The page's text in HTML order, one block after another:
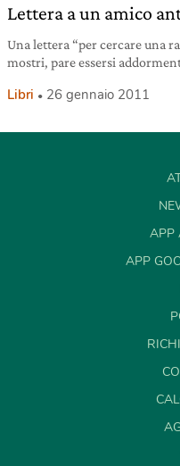
Lettera a un amico
Una lettera “per cercare una
mostri, pare essersi
Libri 26 gennaio 2011
APP
APP